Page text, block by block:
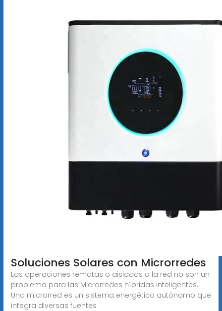
Soluciones Solares con Microrredes
Las operaciones remotas o aisladas a la red no son un
problema para las Microrredes híbridas inteligentes.
Una microrred es un sistema energético autónomo que
integra diversas fuentes